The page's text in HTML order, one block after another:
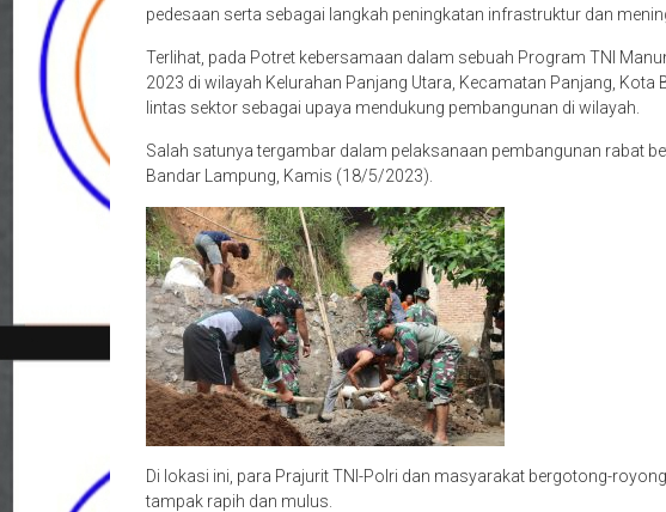
pedesaan serta sebagai langkah peningkatan infrastruktur dan
Terlihat, pada Potret kebersamaan dalam sebuah Program TNI
2023 di wilayah Kelurahan Panjang Utara, Kecamatan Panjang,
lintas sektor sebagai upaya mendukung pembangunan di wilayah.
Salah satunya tergambar dalam pelaksanaan pembangunan rabat
Bandar Lampung, Kamis (18/5/2023).
Di lokasi ini, para Prajurit TNI-Polri dan masyarakat bergotong-
tampak rapih dan mulus.